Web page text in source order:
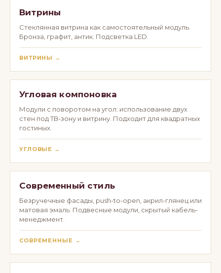
Витрины
Стеклянная витрина как самостоятельный модуль.
Бронза, графит, антик. Подсветка LED.
ВИТРИНЫ →
Угловая компоновка
Модули с поворотом на угол: использование двух
стен под ТВ-зону и витрину. Подходит для квадратных
гостиных.
УГЛОВЫЕ →
Современный стиль
Безручечные фасады, push-to-open, акрил-глянец или
матовая эмаль. Подвесные модули, скрытый кабель-
менеджмент.
СОВРЕМЕННЫЕ →